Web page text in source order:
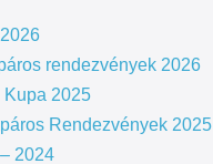
rendezvények 2026
Kupa 2025
Rendezvények 2025
2024